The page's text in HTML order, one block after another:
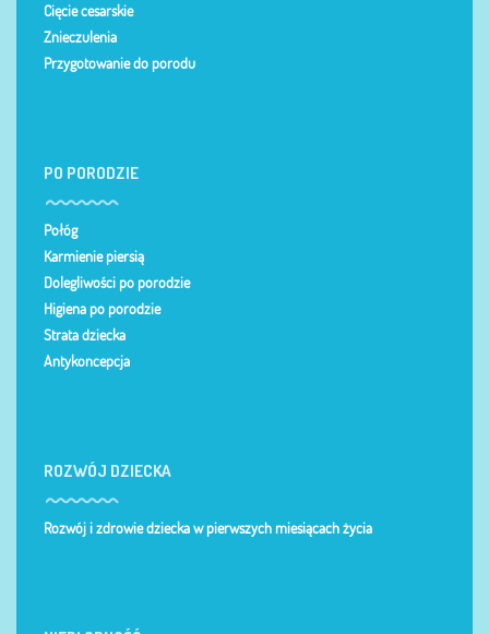
Cięcie cesarskie
Znieczulenia
Przygotowanie do porodu
PO PORODZIE
Połóg
Karmienie piersią
Dolegliwości po porodzie
Higiena po porodzie
Strata dziecka
Antykoncepcja
ROZWÓJ DZIECKA
Rozwój i zdrowie dziecka w pierwszych miesiącach życia